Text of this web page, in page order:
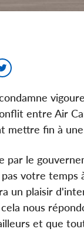
entre Air
mettre fin à
par le
votre temps
un plaisir
nous
et que